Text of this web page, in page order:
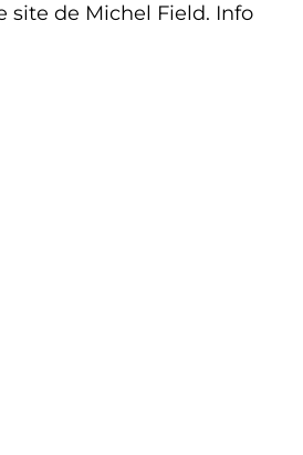
site de Michel Field. Info